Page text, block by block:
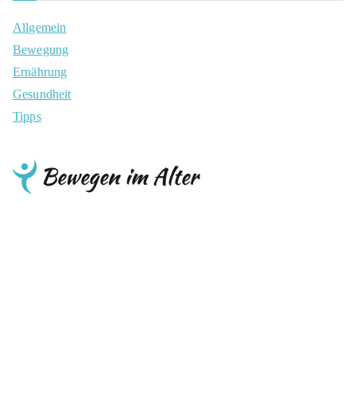
Allgemein
Bewegung
Ernährung
Gesundheit
Tipps